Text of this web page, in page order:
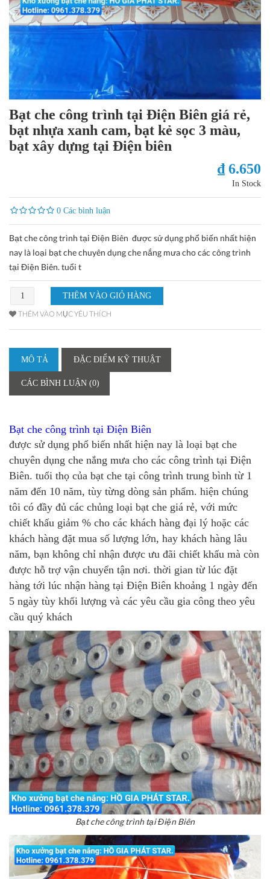
Bạt che công trình tại Điện Biên giá rẻ,
bạt nhựa xanh cam, bạt kẻ sọc 3 màu,
bạt xây dựng tại Điện biên
₫ 6.650
In Stock
0 Các bình luận
Bạt che công trình tại Điện Biên được sử dụng phổ biến nhất hiện
nay là loại bạt che chuyên dụng che nắng mưa cho các công trình
tại Điện Biên. tuổi t
THÊM VÀO MỤC YÊU THÍCH
MÔ TẢ ĐẶC ĐIỂM KỸ THUẬT
CÁC BÌNH LUẬN (0)
Bạt che công trình tại Điện Biên
được sử dụng phổ biến nhất hiện nay là loại bạt che
chuyên dụng che nắng mưa cho các công trình tại Điện
Biên. tuổi thọ của bạt che tại công trình trung bình từ 1
năm đến 10 năm, tùy từng dòng sản phẩm. hiện chúng
tôi có đầy đủ các chủng loại bạt che giá rẻ, với mức
chiết khấu giảm % cho các khách hàng đại lý hoặc các
khách hàng đặt mua số lượng lớn, hay khách hàng lâu
năm, bạn không chỉ nhận được ưu đãi chiết khấu mà còn
được hỗ trợ vận chuyển tận nơi. thời gian từ lúc đặt
hàng tới lúc nhận hàng tại Điện Biên khoảng 1 ngày đến
5 ngày tùy khối lượng và các yêu cầu gia công theo yêu
cầu quý khách
Bạt che công trình tại Điện Biên